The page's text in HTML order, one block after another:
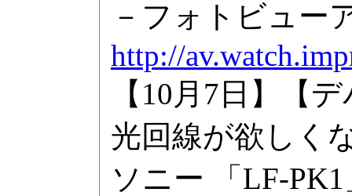
－フォトビュー
http://
【10月7日】【
光回線が欲しく
ソニー 「LF-